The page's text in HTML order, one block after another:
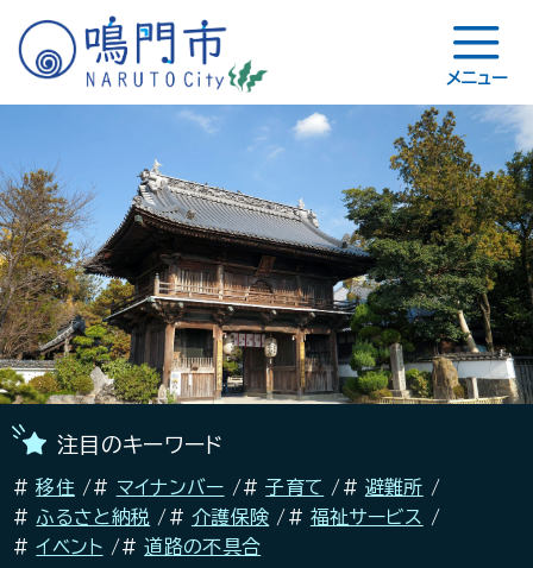
メニュー
注目のキーワード
移住 マイナンバー 子育て
避難所
ふるさと納税
介護保険
福祉サービス
イベント
道路の不具合